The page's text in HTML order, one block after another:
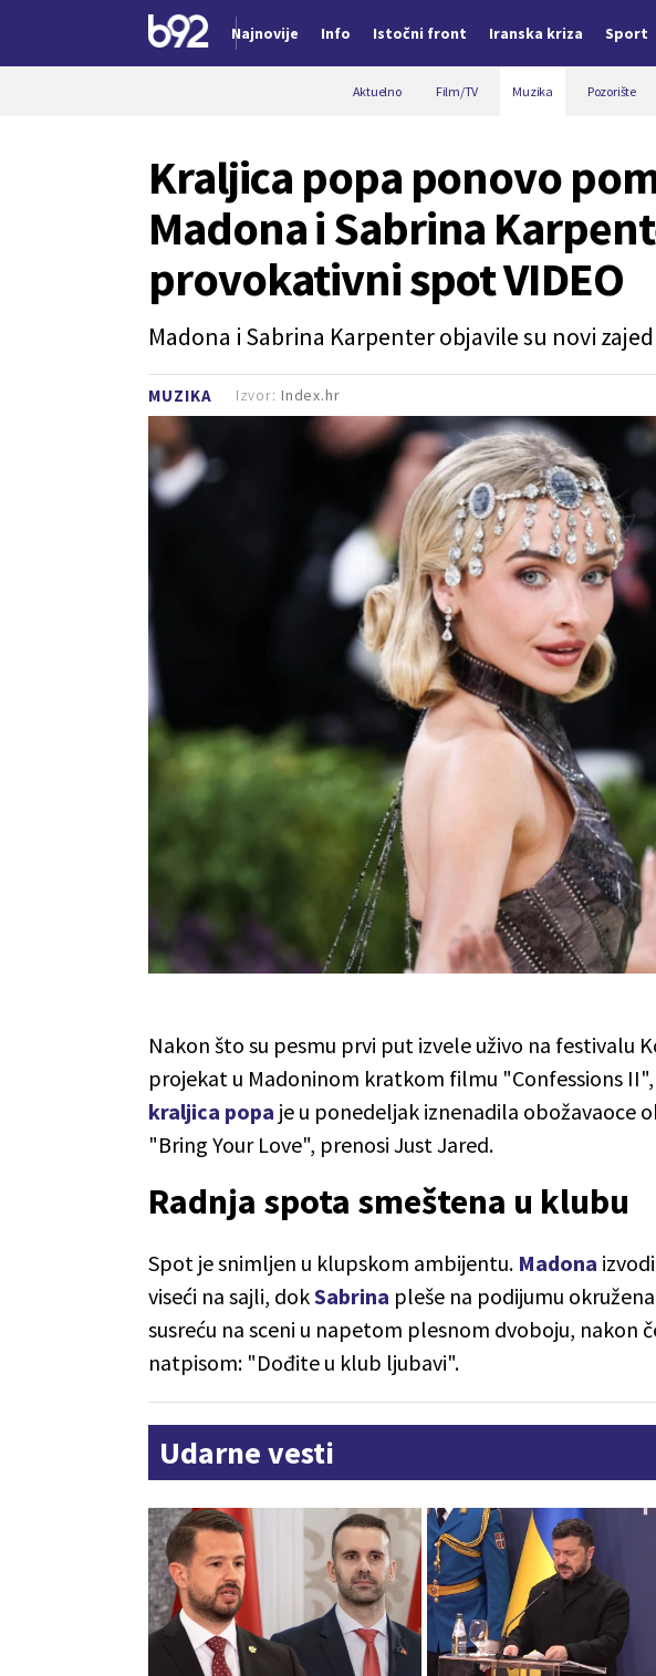
Najnovije Info Istočni front Iranska kriza Sport
Aktuelno Film/TV Muzika Pozorište
MUZIKA
Kraljica popa ponovo
Madona i Sabrina
provokativni spot VIDEO
Madona i Sabrina Karpenter objavile su novi
Izvor: Index.hr
Nakon što su pesmu prvi put izvele uživo na festivalu
projekat u Madoninom kratkom filmu "Confessions
kraljica popa je u ponedeljak iznenadila obožavaoce
"Bring Your Love", prenosi Just Jared.
Radnja spota smeštena u klubu
Spot je snimljen u klupskom ambijentu. Madona
viseći na sajli, dokSabrina pleše na podijumu
susreću na sceni u napetom plesnom dvoboju, nakon
natpisom: "Dođite u klub ljubavi".
Udarne vesti